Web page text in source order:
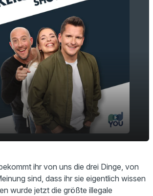
entdeckt!
15:46
ihr von uns die drei Dinge, von
sind, dass ihr sie eigentlich wissen
wurde jetzt die größte illegale